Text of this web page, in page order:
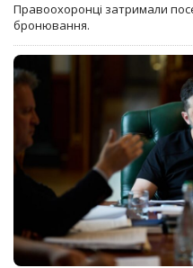
Правоохоронці затримали
бронювання.